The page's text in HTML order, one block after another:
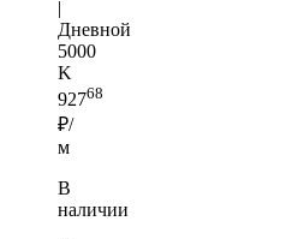
|
Дневной
5000
K
92768
₽/
м
В
наличии